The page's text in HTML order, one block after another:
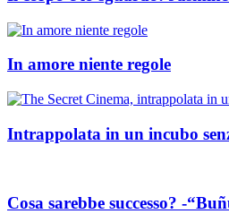
In amore niente regole
Intrappolata in un incubo
Cosa sarebbe successo? -